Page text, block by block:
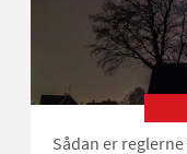
Sådan er